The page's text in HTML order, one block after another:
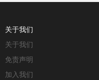
关于我们
关于我们
免责声明
加入我们